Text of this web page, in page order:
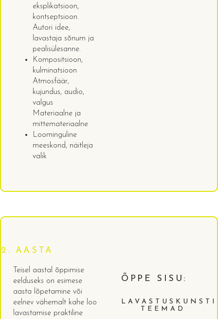
eksplikatsioon,
kontseptsioon.
Autori idee,
lavastaja sõnum ja
pealisülesanne.
Kompositsioon,
kulminatsioon
Atmosfäär,
kujundus, audio,
valgus
Materiaalne ja
mittemateriaalne
Loominguline
meeskond, näitleja
valik
2. AASTA
Teisel aastal õppimise
eelduseks on esimese
aasta lõpetamine või
eelnev vähemalt kahe loo
lavastamise praktiline
ÕPPE SISU:
LAVASTUSKUNSTI
TEEMAD